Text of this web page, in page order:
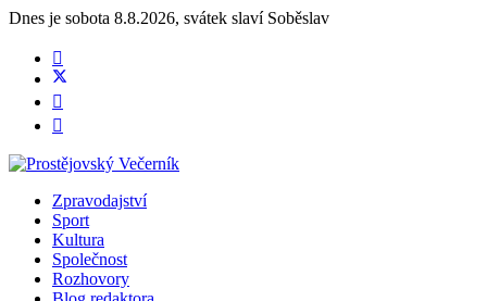
Dnes je sobota 8.8.2026, svátek slaví Soběslav
Zpravodajství
Sport
Kultura
Společnost
Rozhovory